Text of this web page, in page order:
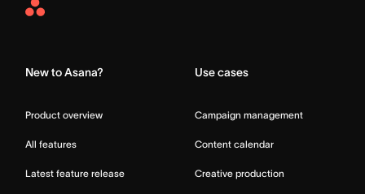
Asana
New to Asana?
Product overview
All features
Latest feature release
Use cases
Campaign management
Content calendar
Creative production